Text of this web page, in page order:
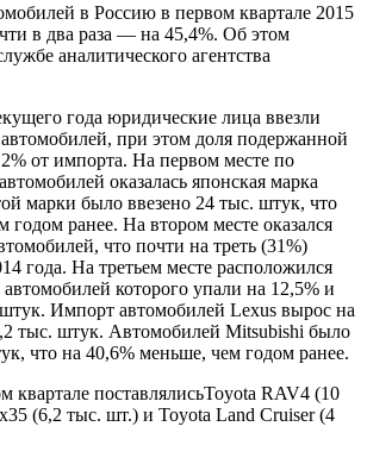
в Россию в первом квартале 2015
в два раза — на 45,4%. Об этом
аналитического агентства
года юридические лица ввезли
при этом доля подержанной
от импорта. На первом месте по
оказалась японская марка
марки было ввезено 24 тыс. штук, что
годом ранее. На втором месте оказался
что почти на треть (31%)
года. На третьем месте расположился
которого упали на 12,5% и
Импорт автомобилей Lexus вырос на
тыс. штук. Автомобилей Mitsubishi было
что на 40,6% меньше, чем годом ранее.
квартале поставлялисьToyota RAV4 (10
(6,2 тыс. шт.) и Toyota Land Cruiser (4